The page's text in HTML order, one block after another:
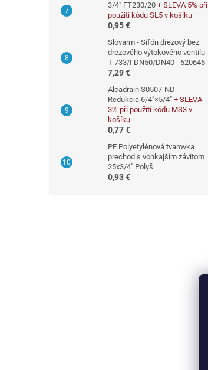
3/4" FT230/20 + SLEVA 5% při
použití kódu SL5 v košíku
0,95 €
Slovarm - Sifón drezový bez
drezového výtokového ventilu
T-733/I DN50/DN40 - 620646
7,29 €
Alcadrain S0507-ND -
Redukcia 6/4"×5/4" + SLEVA
3% při použití kódu MS3 v
košíku
0,77 €
PE Polyetylénová tvarovka
prechod s vonkajším závitom
25x3/4" Polyš
0,93 €